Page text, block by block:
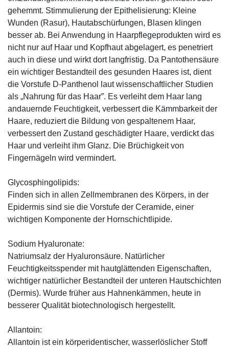
gehemmt. Stimmulierung der Epithelisierung: Kleine
Wunden (Rasur), Hautabschürfungen, Blasen klingen
besser ab. Bei Anwendung in Haarpflegeprodukten wird es
nicht nur auf Haar und Kopfhaut abgelagert, es penetriert
auch in diese und wirkt dort langfristig. Da Pantothensäure
ein wichtiger Bestandteil des gesunden Haares ist, dient
die Vorstufe D-Panthenol laut wissenschaftlicher Studien
als „Nahrung für das Haar”. Es verleiht dem Haar lang
andauernde Feuchtigkeit, verbessert die Kämmbarkeit der
Haare, reduziert die Bildung von gespaltenem Haar,
verbessert den Zustand geschädigter Haare, verdickt das
Haar und verleiht ihm Glanz. Die Brüchigkeit von
Fingernägeln wird vermindert.
Glycosphingolipids:
Finden sich in allen Zellmembranen des Körpers, in der
Epidermis sind sie die Vorstufe der Ceramide, einer
wichtigen Komponente der Hornschichtlipide.
Sodium Hyaluronate:
Natriumsalz der Hyaluronsäure. Natürlicher
Feuchtigkeitsspender mit hautglättenden Eigenschaften,
wichtiger natürlicher Bestandteil der unteren Hautschichten
(Dermis). Wurde früher aus Hahnenkämmen, heute in
besserer Qualität biotechnologisch hergestellt.
Allantoin:
Allantoin ist ein körperidentischer, wasserlöslicher Stoff